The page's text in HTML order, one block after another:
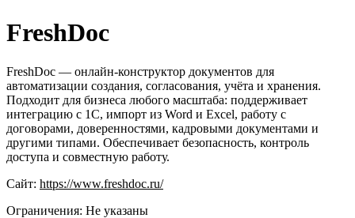
FreshDoc
FreshDoc — онлайн-конструктор документов для
автоматизации создания, согласования, учёта и хранения.
Подходит для бизнеса любого масштаба: поддерживает
интеграцию с 1С, импорт из Word и Excel, работу с
договорами, доверенностями, кадровыми документами и
другими типами. Обеспечивает безопасность, контроль
доступа и совместную работу.
Сайт: https://www.freshdoc.ru/
Ограничения: Не указаны